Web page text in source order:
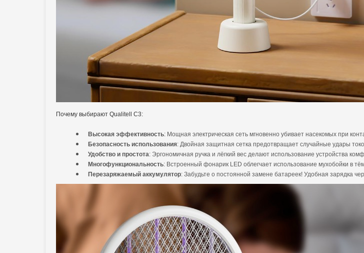
Почему выбирают Qualitell C3:
Высокая эффективность: Мощная электрическая сеть мгновенно убивает насекомых при
Безопасность использования: Двойная защитная сетка предотвращает случайные удары
Удобство и простота: Эргономичная ручка и лёгкий вес делают использование устройства
Многофункциональность: Встроенный фонарик LED облегчает использование мухобойки в
Перезаряжаемый аккумулятор: Забудьте о постоянной замене батареек! Удобная зарядка